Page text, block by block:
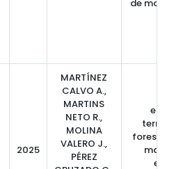
de
2025
MARTÍNEZ
CALVO A.,
MARTINS
NETO R.,
MOLINA
VALERO J.,
PÉREZ
forestal,
masa,